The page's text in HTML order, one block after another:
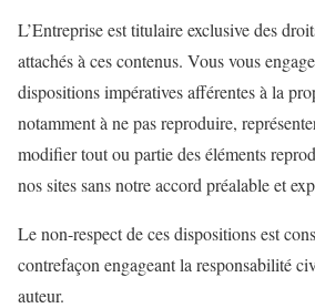
L’Entreprise est titulaire exclusive des
attachés à ces contenus. Vous vous
dispositions impératives afférentes à la
notamment à ne pas reproduire,
modifier tout ou partie des éléments
nos sites sans notre accord préalable et
Le non-respect de ces dispositions est
contrefaçon engageant la responsabilité
auteur.